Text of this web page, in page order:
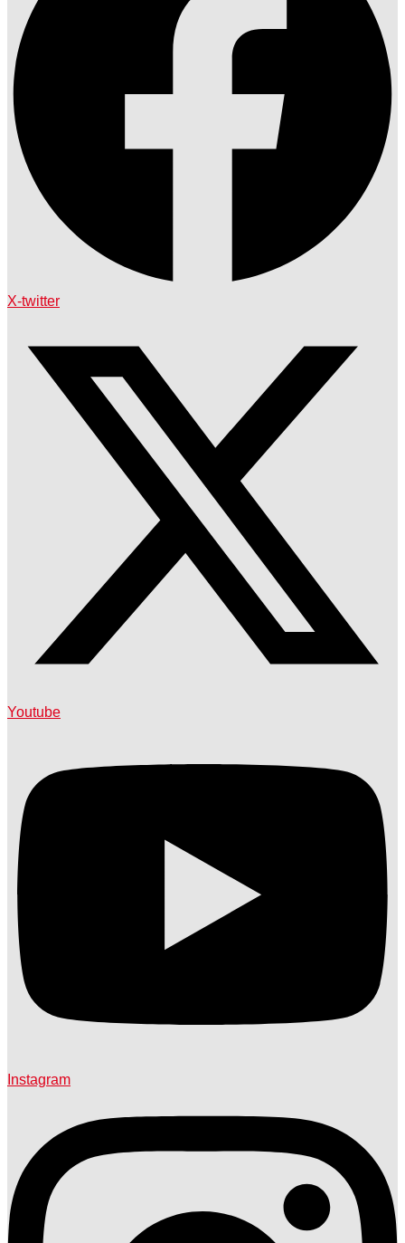
X-twitter
Youtube
Instagram